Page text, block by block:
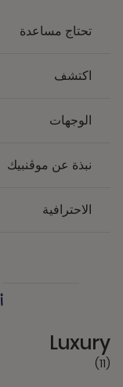
تحتاج مساعدة
اكتشف
الوجهات
نبذة عن موڤنبيك
الاحترافية
Luxury
(11)